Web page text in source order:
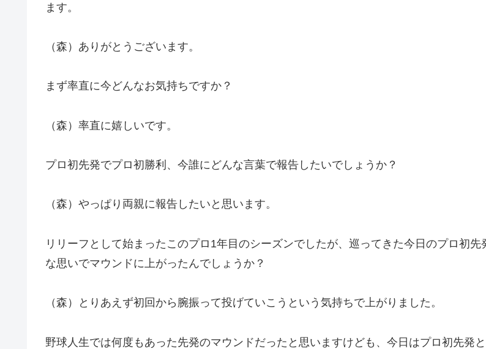
ます。
（森）ありがとうございます。
まず率直に今どんなお気持ちですか？
（森）率直に嬉しいです。
プロ初先発でプロ初勝利、今誰にどんな言葉で報告したいでしょうか？
（森）やっぱり両親に報告したいと思います。
リリーフとして始まったこのプロ1年目のシーズンでしたが、巡ってきた今日のプロ初先
な思いでマウンドに上がったんでしょうか？
（森）とりあえず初回から腕振って投げていこうという気持ちで上がりました。
野球人生では何度もあった先発のマウンドだったと思いますけども、今日はプロ初先発